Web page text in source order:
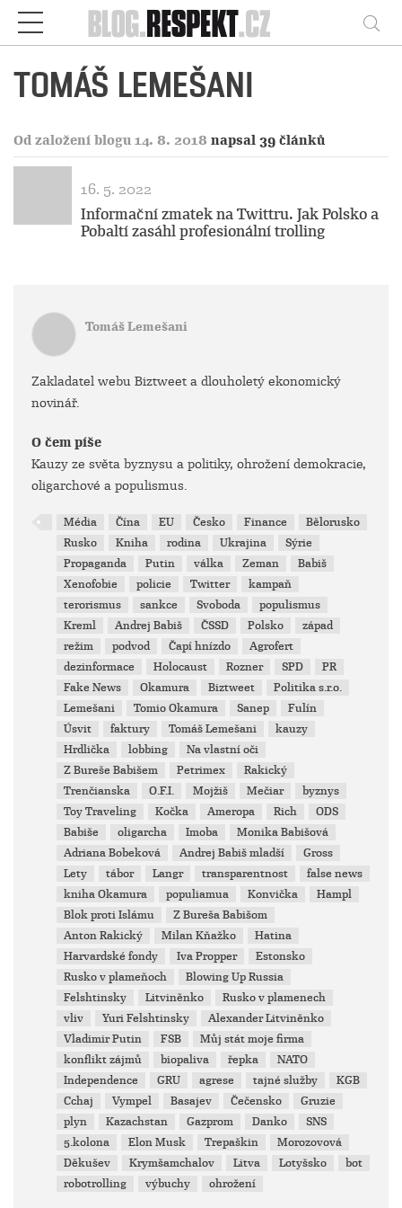
Respekt
TOMÁŠ LEMEŠANI
Od založení blogu 14. 8. 2018 napsal 39 článků
16. 5. 2022
Informační zmatek na Twittru. Jak Polsko a
Pobaltí zasáhl profesionální trolling
Tomáš Lemešani
Zakladatel webu Biztweet a dlouholetý ekonomický
novinář.
O čem píše
Kauzy ze světa byznysu a politiky, ohrožení demokracie,
oligarchové a populismus.
Média Čína EU Česko Finance
Bělorusko
Rusko
Kniha rodina Ukrajina
Sýrie
Propaganda
Putin válka Zeman
Babiš
Xenofobie
policie Twitter
kampaň
terorismus
sankce Svoboda
populismus
Kreml
Andrej Babiš ČSSD Polsko
západ
režim
podvod Čapí hnízdo
Agrofert
dezinformace
Holocaust Rozner SPD
PR
Fake News
Okamura Biztweet
Politika s.r.o.
Lemešani
Tomio Okamura Sanep
Fulín
Úsvit
faktury Tomáš Lemešani
kauzy
Hrdlička
lobbing
Na vlastní oči
Z Bureše Babišem
Petrimex
Rakický
Trenčianska
O.F.I. Mojžiš Mečiar
byznys
Toy Traveling
Kočka Ameropa Rich
ODS
Babiše
oligarcha Imoba
Monika Babišová
Adriana Bobeková
Andrej Babiš mladší
Gross
Lety
tábor Langr transparentnost
false news
kniha Okamura
populiamua Konvička
Hampl
Blok proti Islámu
Z Bureša Babišom
Anton Rakický
Milan Kňažko
Hatina
Harvardské fondy
Iva Propper
Estonsko
Rusko v plameňoch
Blowing Up Russia
Felshtinsky
Litviněnko
Rusko v plamenech
vliv
Yuri Felshtinsky
Alexander Litviněnko
Vladimir Putin
FSB
Můj stát moje firma
konflikt zájmů
biopaliva řepka
NATO
Independence
GRU agrese tajné služby
KGB
Cchaj
Vympel Basajev Čečensko
Gruzie
plyn
Kazachstan Gazprom Danko
SNS
5.kolona
Elon Musk Trepaškin
Morozovová
Děkušev
Krymšamchalov Litva Lotyšsko
bot
robotrolling
výbuchy ohrožení